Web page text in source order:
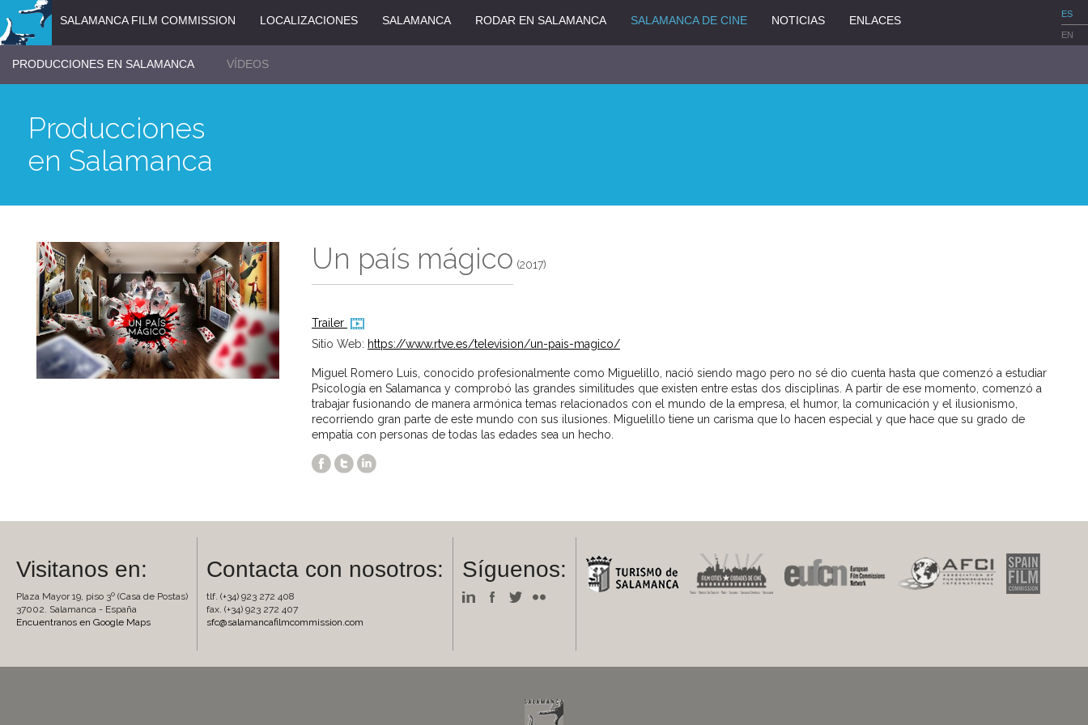
ES
EN
SALAMANCA FILM COMMISSION LOCALIZACIONES SALAMANCA RODAR EN SALAMANCA SALAMANCA DE CINE NOTICIAS ENLACES
PRODUCCIONES EN SALAMANCA VÍDEOS
Producciones
en Salamanca
Un país mágico (2017)
Trailer
Sitio Web: https://www.rtve.es/television/un-pais-magico/
Miguel Romero Luis, conocido profesionalmente como Miguelillo, nació siendo mago pero no sé dio cuenta hasta que comenzó a estudiar
Psicología en Salamanca y comprobó las grandes similitudes que existen entre estas dos disciplinas. A partir de ese momento, comenzó a
trabajar fusionando de manera armónica temas relacionados con el mundo de la empresa, el humor, la comunicación y el ilusionismo,
recorriendo gran parte de este mundo con sus ilusiones. Miguelillo tiene un carisma que lo hacen especial y que hace que su grado de
empatía con personas de todas las edades sea un hecho.
Visitanos en:
Plaza Mayor 19, piso 3º (Casa de Postas)
37002. Salamanca - España
Encuentranos en Google Maps
Contacta con nosotros:
tlf. (+34) 923 272 408
fax. (+34) 923 272 407
sfc@salamancafilmcommission.com
Síguenos: